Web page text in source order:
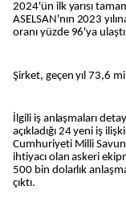
2024'ün ilk yarısı
ASELSAN'nın 2023
oranı yüzde 96'ya
Şirket, geçen yıl 73,6
İlgili iş anlaşmaları
açıkladığı 24 yeni iş
Cumhuriyeti Milli
ihtiyacı olan askeri
500 bin dolarlık
çıktı.